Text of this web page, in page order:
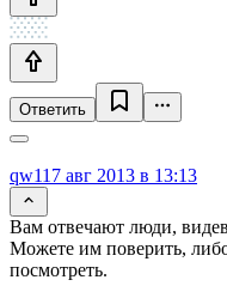
Ответить
qw117 авг 2013 в 13:13
Вам отвечают люди,
Можете им поверить,
посмотреть.